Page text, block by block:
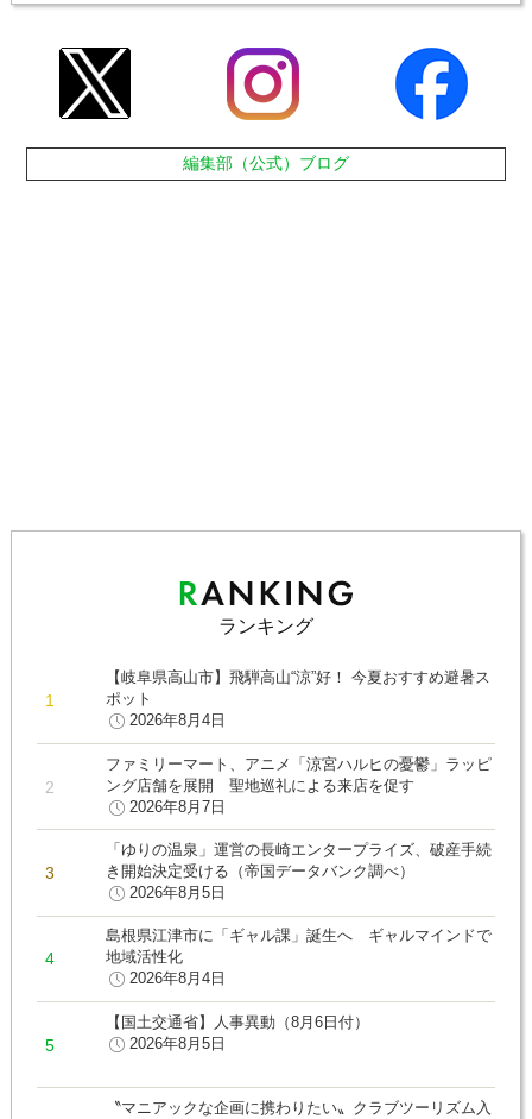
編集部（公式）ブログ
ランキング
【岐阜県高山市】飛騨高山“涼”好！ 今夏おすすめ避暑ス
ポット
2026年8月4日
ファミリーマート、アニメ「涼宮ハルヒの憂鬱」ラッピ
ング店舗を展開 聖地巡礼による来店を促す
2026年8月7日
「ゆりの温泉」運営の長崎エンタープライズ、破産手続
き開始決定受ける（帝国データバンク調べ）
2026年8月5日
島根県江津市に「ギャル課」誕生へ ギャルマインドで
地域活性化
2026年8月4日
【国土交通省】人事異動（8月6日付）
2026年8月5日
〝マニアックな企画に携わりたい〟クラブツーリズム入